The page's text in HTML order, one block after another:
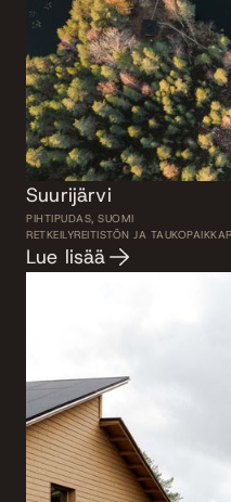
Suurijärvi
PIHTIPUDAS, SUOMI
RETKEILYREITISTÖN JA
Lue lisää